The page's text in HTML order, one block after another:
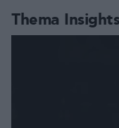
Thema Insights